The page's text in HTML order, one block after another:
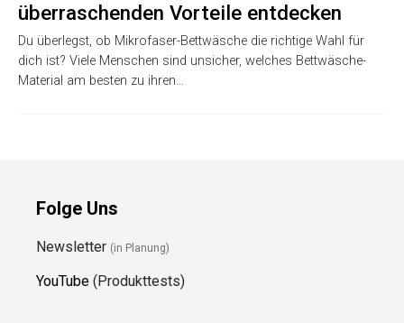
überraschenden Vorteile entdecken
Du überlegst, ob Mikrofaser-Bettwäsche die richtige Wahl für
dich ist? Viele Menschen sind unsicher, welches Bettwäsche-
Material am besten zu ihren…
Folge Uns
Newsletter (in Planung)
YouTube (Produkttests)